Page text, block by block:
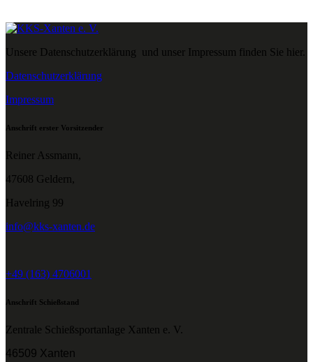
Unsere Datenschutzerklärung und unser Impressum finden Sie hier.
Datenschutzerklärung
Impressum
Anschrift erster Vorsitzender
Reiner Assmann,
47608 Geldern,
Havelring 99
info@kks-xanten.de
+49 (163) 4706001
Anschrift Schießstand
Zentrale Schießsportanlage Xanten e. V.
46509 Xanten